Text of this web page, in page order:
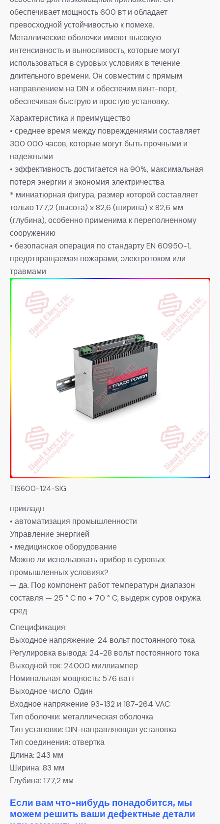
обеспечивает мощность 600 вт и обладает
превосходной устойчивостью к помехе.
Металлические оболочки имеют высокую
интенсивность и выносливость, которые могут
использоваться в суровых условиях в течение
длительного времени. Он совместим с прямым
направлением на DIN и обеспечим винт-порт,
обеспечивая быструю и простую установку.
Характеристика и преимущество
• среднее время между повреждениями составляет
300 000 часов, которые могут быть прочными и
надежными
• эффективность достигается на 90%, максимальная
потеря энергии и экономия электричества
* миниатюрная фигура, размер которой составляет
только 177,2 (высота) x 82,6 (ширина) x 82,6 мм
(глубина), особенно применима к переполненному
сооружению
• безопасная операция по стандарту EN 60950-1,
предотвращаемая пожарами, электротоком или
травмами
TIS600-124-SIG
прикладн
• автоматизация промышленности
Управление энергией
• медицинское оборудование
Можно ли использовать прибор в суровых
промышленных условиях?
— да. Пор компонент работ температурн диапазон
составля — 25 ° C по + 70 ° C, выдерж суров окружа
сред
Спецификация:
Выходное напряжение: 24 вольт постоянного тока
Регулировка вывода: 24-28 вольт постоянного тока
Выходной ток: 24000 миллиампер
Номинальная мощность: 576 ватт
Выходное число: Один
Входное напряжение 93-132 и 187-264 VAC
Тип оболочки: металлическая оболочка
Тип установки: DIN-направляющая установка
Тип соединения: отвертка
Длина: 243 мм
Ширина: 83 мм
Глубина: 177,2 мм
Если вам что-нибудь понадобится, мы
можем решить ваши дефектные детали